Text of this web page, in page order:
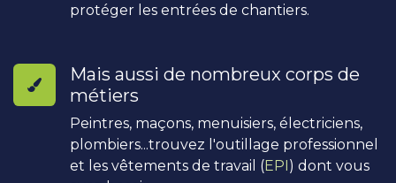
protéger les entrées de chantiers.
Mais aussi de nombreux corps de
métiers
Peintres, maçons, menuisiers, électriciens,
plombiers...trouvez l'outillage professionnel
et les vêtements de travail (EPI) dont vous